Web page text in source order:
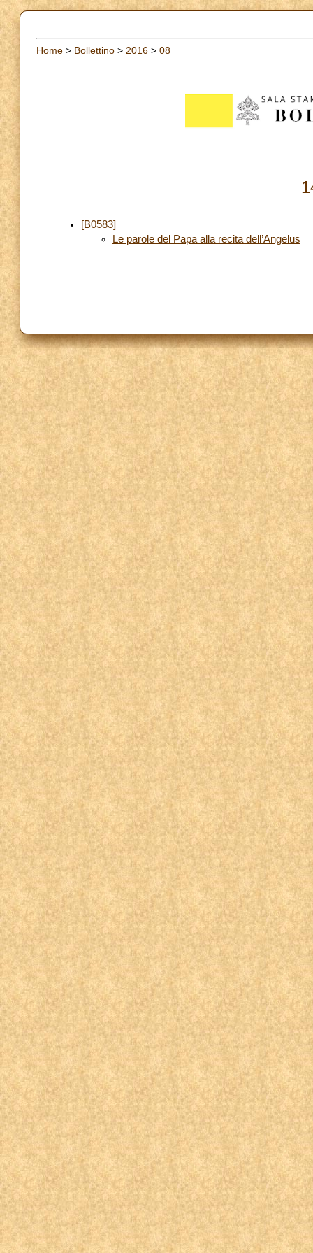
Home > Bollettino > 2016 > 08
[B0583]
Le parole del Papa alla recita dell’Angelus